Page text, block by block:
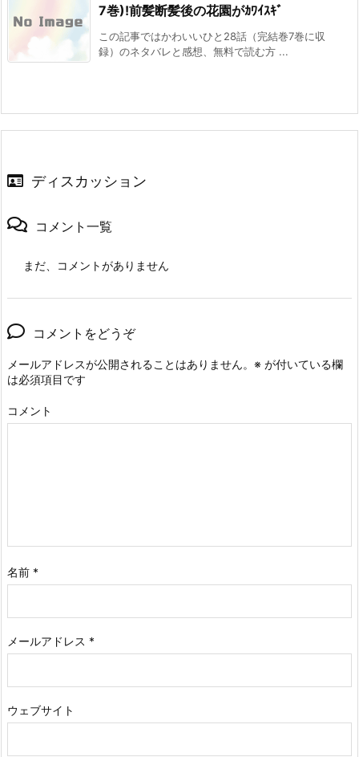
7巻)!前髪断髪後の花園がｶﾜｲｽｷﾞ
この記事ではかわいいひと28話（完結巻7巻に収
録）のネタバレと感想、無料で読む方 ...
ディスカッション
コメント一覧
まだ、コメントがありません
コメントをどうぞ
メールアドレスが公開されることはありません。 ※ が付いている欄
は必須項目です
コメント
名前 *
メールアドレス *
ウェブサイト